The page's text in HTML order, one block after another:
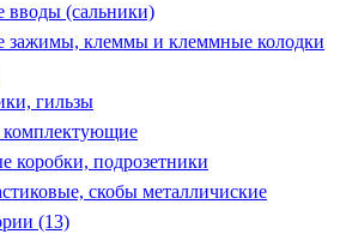
вводы (сальники)
зажимы, клеммы и клеммные колодки
гильзы
коробки, подрозетники
скобы металличиские
(13)